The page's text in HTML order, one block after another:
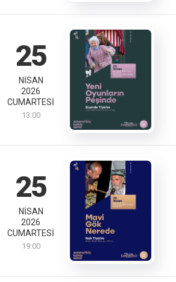
25
NISAN
2026
CUMARTESI
13:00
25
NISAN
2026
CUMARTESI
19:00